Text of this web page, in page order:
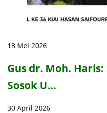
18 Mei 2026
Gus dr. Moh.
Sosok U…
30 April 2026